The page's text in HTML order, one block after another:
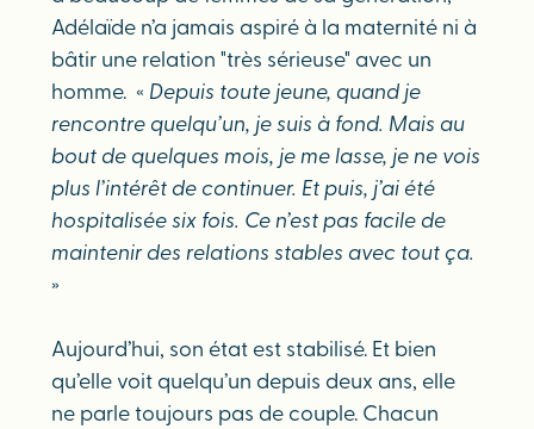
Adélaïde n’a jamais aspiré à la maternité ni à
bâtir une relation "très sérieuse" avec un
homme. « Depuis toute jeune, quand je
rencontre quelqu’un, je suis à fond. Mais au
bout de quelques mois, je me lasse, je ne vois
plus l’intérêt de continuer. Et puis, j’ai été
hospitalisée six fois. Ce n’est pas facile de
maintenir des relations stables avec tout ça.
»
Aujourd’hui, son état est stabilisé. Et bien
qu’elle voit quelqu’un depuis deux ans, elle
ne parle toujours pas de couple. Chacun